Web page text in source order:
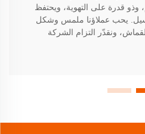
وذو قدرة على التهوية، ويحتفظ
يحب عملاؤنا ملمس وشكل
ونقدّر التزام الشركة